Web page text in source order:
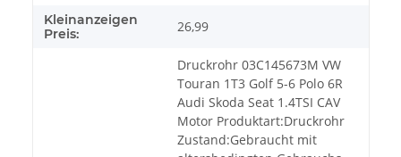
Kleinanzeigen
Preis:
26,99
Druckrohr 03C145673M VW
Touran 1T3 Golf 5-6 Polo 6R
Audi Skoda Seat 1.4TSI CAV
Motor Produktart:Druckrohr
Zustand:Gebraucht mit